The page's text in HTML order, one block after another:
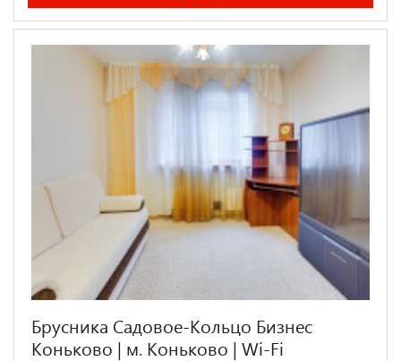
Брусника Садовое-Кольцо Бизнес
Коньково | м. Коньково | Wi-Fi